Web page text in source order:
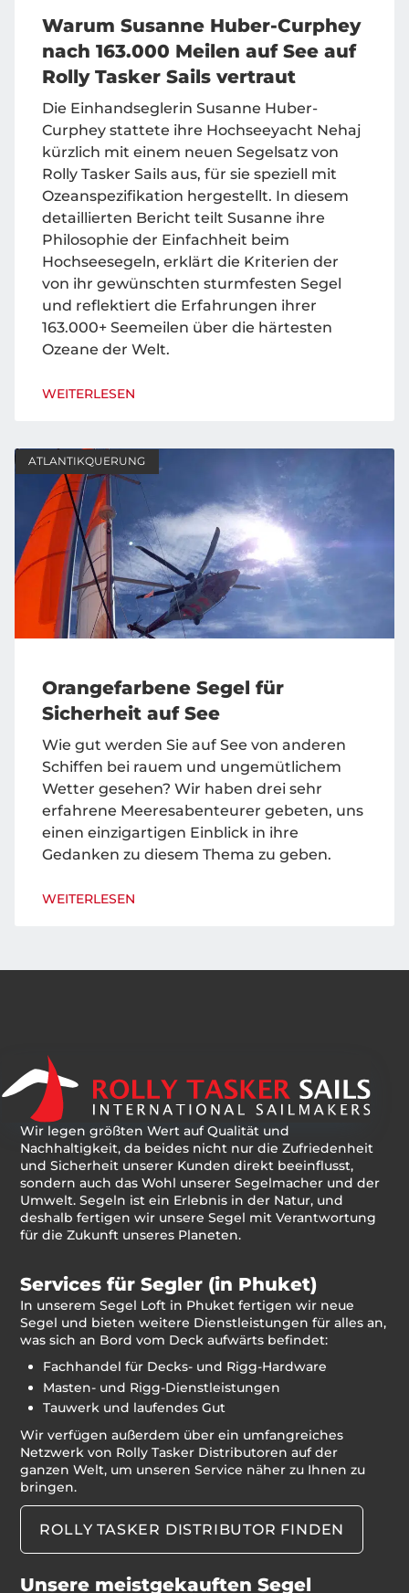
Warum Susanne Huber-Curphey
nach 163.000 Meilen auf See auf
Rolly Tasker Sails vertraut
Die Einhandseglerin Susanne Huber-
Curphey stattete ihre Hochseeyacht Nehaj
kürzlich mit einem neuen Segelsatz von
Rolly Tasker Sails aus, für sie speziell mit
Ozeanspezifikation hergestellt. In diesem
detaillierten Bericht teilt Susanne ihre
Philosophie der Einfachheit beim
Hochseesegeln, erklärt die Kriterien der
von ihr gewünschten sturmfesten Segel
und reflektiert die Erfahrungen ihrer
163.000+ Seemeilen über die härtesten
Ozeane der Welt.
WEITERLESEN
ATLANTIKQUERUNG
Orangefarbene Segel für
Sicherheit auf See
Wie gut werden Sie auf See von anderen
Schiffen bei rauem und ungemütlichem
Wetter gesehen? Wir haben drei sehr
erfahrene Meeresabenteurer gebeten, uns
einen einzigartigen Einblick in ihre
Gedanken zu diesem Thema zu geben.
WEITERLESEN
Wir legen größten Wert auf Qualität und
Nachhaltigkeit, da beides nicht nur die Zufriedenheit
und Sicherheit unserer Kunden direkt beeinflusst,
sondern auch das Wohl unserer Segelmacher und der
Umwelt. Segeln ist ein Erlebnis in der Natur, und
deshalb fertigen wir unsere Segel mit Verantwortung
für die Zukunft unseres Planeten.
Services für Segler (in Phuket)
In unserem Segel Loft in Phuket fertigen wir neue
Segel und bieten weitere Dienstleistungen für alles an,
was sich an Bord vom Deck aufwärts befindet:
Fachhandel für Decks- und Rigg-Hardware
Masten- und Rigg-Dienstleistungen
Tauwerk und laufendes Gut
Wir verfügen außerdem über ein umfangreiches
Netzwerk von Rolly Tasker Distributoren auf der
ganzen Welt, um unseren Service näher zu Ihnen zu
bringen.
ROLLY TASKER DISTRIBUTOR FINDEN
Unsere meistgekauften Segel